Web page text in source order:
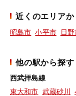
近くのエリア
昭島市 小平市 日
他の駅から探す
西武拝島線
東大和市 武蔵砂川